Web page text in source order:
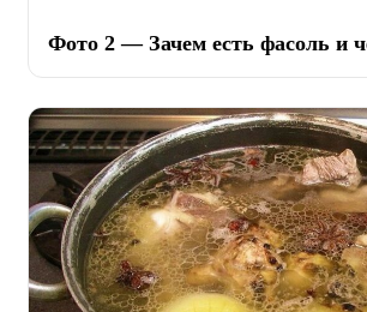
Фото 2 — Зачем есть фасоль и